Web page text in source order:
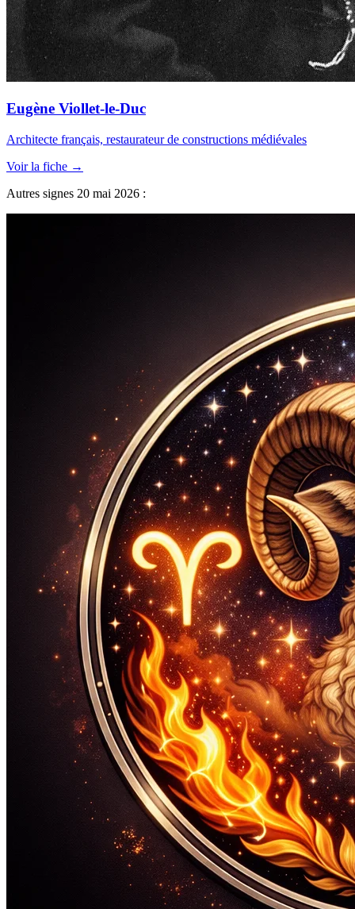
Eugène Viollet-le-Duc
Architecte français, restaurateur de constructions médiévales
Voir la fiche →
Autres signes 20 mai 2026 :